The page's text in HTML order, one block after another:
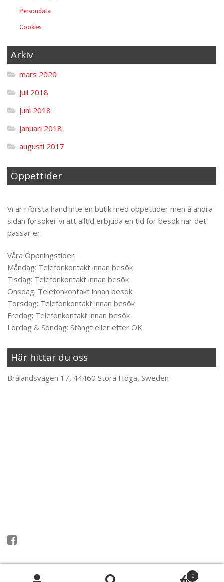
Persondata
Cookies
Arkiv
mars 2020
juli 2018
juni 2018
januari 2018
augusti 2017
Öppettider
Vi är i första hand inte en butik med öppettider men å andra
sidan försöker vi att alltid erbjuda en tid för besök när det
passar er.
Våra Öppningstider:
Måndag: Telefonkontakt innan besök
Tisdag: Telefonkontakt innan besök
Onsdag: Telefonkontakt innan besök
Torsdag: Telefonkontakt innan besök
Fredag: Telefonkontakt innan besök
Lördag & Söndag: Stängt eller efter ÖK
Här hittar du oss
Brålandsvägen 17, 44460 Stora Höga, Sweden
0